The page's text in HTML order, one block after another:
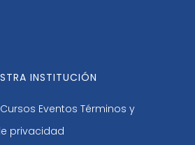
INSTITUCIÓN
Cursos Eventos Términos y
privacidad